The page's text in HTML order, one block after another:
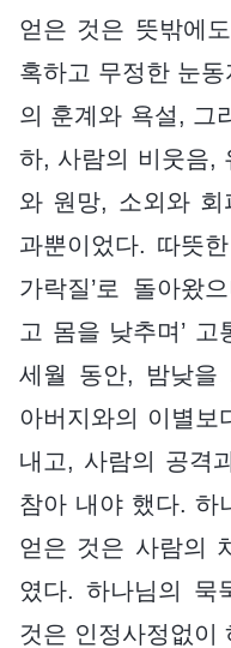
얻은 것은 뜻밖에
혹하고 무정한 눈
의 훈계와 욕설, 그
하, 사람의 비웃음,
와 원망, 소외와
과뿐이었다. 따뜻
가락질’로 돌아왔
고 몸을 낮추며’
세월 동안, 밤낮을
아버지와의 이별
내고, 사람의 공격과
참아 내야 했다. 하
얻은 것은 사람의
였다. 하나님의 묵
것은 인정사정없이